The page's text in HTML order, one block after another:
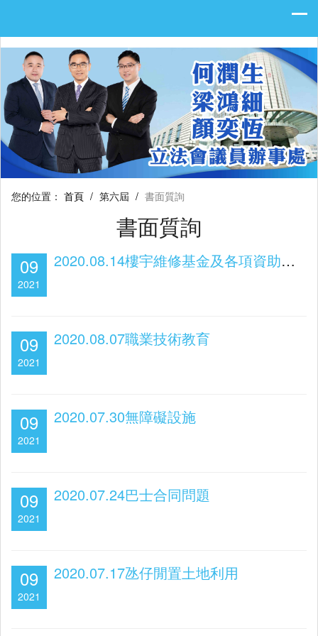
您的位置： 首頁 / 第六屆 / 書面質詢
書面質詢
09
2021
2020.08.14樓宇維修基金及各項資助計劃
09
2021
2020.08.07職業技術教育
09
2021
2020.07.30無障礙設施
09
2021
2020.07.24巴士合同問題
09
2021
2020.07.17氹仔閒置土地利用